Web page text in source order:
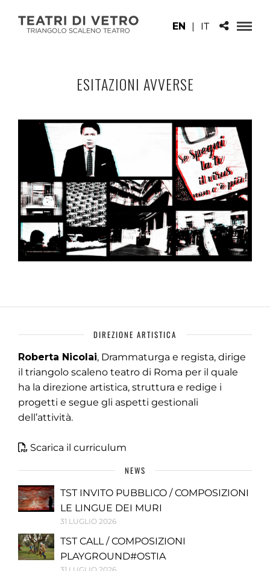
EN | IT
ESITAZIONI AVVERSE
DIREZIONE ARTISTICA
Roberta Nicolai, Drammaturga e regista, dirige
il triangolo scaleno teatro di Roma per il quale
ha la direzione artistica, struttura e redige i
progetti e segue gli aspetti gestionali
dell’attività.
Scarica il curriculum
NEWS
TST INVITO PUBBLICO / COMPOSIZIONI
LE LINGUE DEI MURI
31 LUGLIO 2026
TST CALL / COMPOSIZIONI
PLAYGROUND#OSTIA